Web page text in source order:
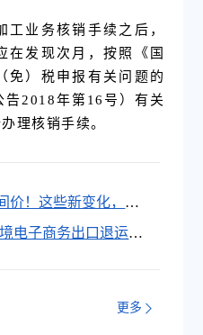
工业务核销手续之后，
在发现次月，按照《国
免）税申报有关问题的
告2018年第16号）有关
理核销手续。
价！这些新变化，出
电子商务出口退运商
更多